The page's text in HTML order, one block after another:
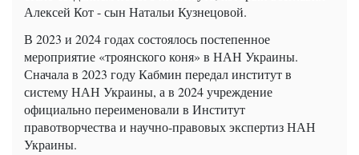
Алексей Кот - сын Натальи Кузнецовой.
В 2023 и 2024 годах состоялось постепенное
мероприятие «троянского коня» в НАН Украины.
Сначала в 2023 году Кабмин передал институт в
систему НАН Украины, а в 2024 учреждение
официально переименовали в Институт
правотворчества и научно-правовых экспертиз НАН
Украины.